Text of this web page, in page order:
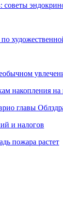
накопления на
главы
и налогов
пожара растет